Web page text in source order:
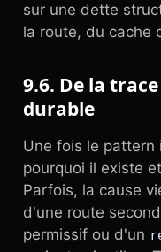
sur une dette
la route, du cache
9.6. De la
durable
Une fois le
pourquoi il existe
Parfois, la cause
d'une route
permissif ou d'un